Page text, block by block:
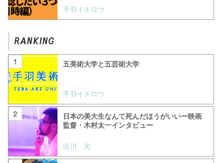
手羽イチロウ
五美術大学と五芸術大学
手羽イチロウ
日本の美大生なんて死んだほうがいいー映画
監督・木村太一インタビュー
出川 光